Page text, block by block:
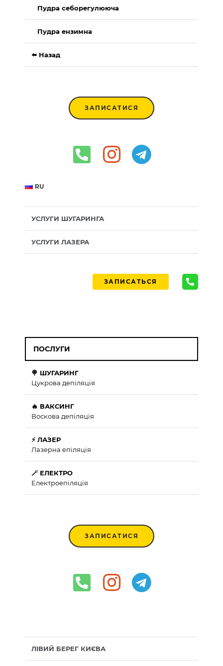
Пудра себорегулююча
Пудра ензимна
⬅️ Назад
ЗАПИСАТИСЯ
RU
УСЛУГИ ШУГАРИНГА
УСЛУГИ ЛАЗЕРА
ЗАПИСАТЬСЯ
ПОСЛУГИ
🍭 ШУГАРИНГ
Цукрова депіляція
🔥 ВАКСИНГ
Воскова депіляція
⚡ ЛАЗЕР
Лазерна епіляція
🪄 ЕЛЕКТРО
Електроепіляція
ЗАПИСАТИСЯ
ЛІВИЙ БЕРЕГ КИЄВА